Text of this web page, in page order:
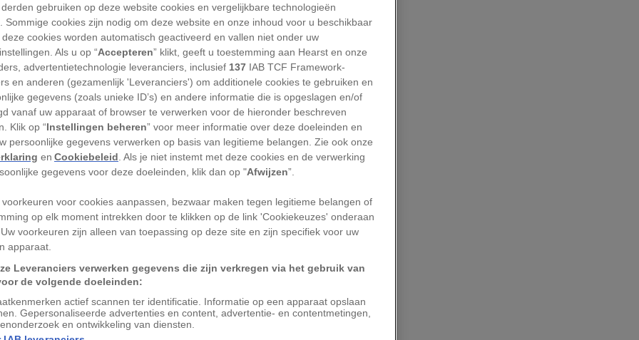
Zuid-Amerika veroverden, leefden er
enkele kleine groepjes nomaden en
leeg en ongerept.
ander verhaal naar voren: dat van
is met dorpjes en ceremoniële aarden
woonden dan eerder werd
door de National
vandaag eenpublicatieverscheen in
, biedt een nieuwe kijk op het
gebruiken op deze website cookies en vergelijkbare technologieën
Sommige cookies zijn nodig om deze website en onze inhoud voor u beschikbaar
cookies worden automatisch geactiveerd en vallen niet onder uw
Als u op “Accepteren” klikt, geeft u toestemming aan Hearst en onze
advertentietechnologie leveranciers, inclusief 137 IAB TCF Framework-
en anderen (gezamenlijk 'Leveranciers') om additionele cookies te gebruiken en
gegevens (zoals unieke ID’s) en andere informatie die is opgeslagen en/of
vanaf uw apparaat of browser te verwerken voor de hieronder beschreven
Klik op “Instellingen beheren” voor meer informatie over deze doeleinden en
persoonlijke gegevens verwerken op basis van legitieme belangen. Zie ook onze
enCookiebeleid . Als je niet instemt met deze cookies en de verwerking
gegevens voor deze doeleinden, klik dan op "Afwijzen”.
voorkeuren voor cookies aanpassen, bezwaar maken tegen legitieme belangen of
op elk moment intrekken door te klikken op de link 'Cookiekeuzes' onderaan
voorkeuren zijn alleen van toepassing op deze site en zijn specifiek voor uw
apparaat.
Leveranciers verwerken gegevens die zijn verkregen via het gebruik van
de volgende doeleinden:
actief scannen ter identificatie. Informatie op een apparaat opslaan
Gepersonaliseerde advertenties en content, advertentie- en contentmetingen,
en ontwikkeling van diensten.